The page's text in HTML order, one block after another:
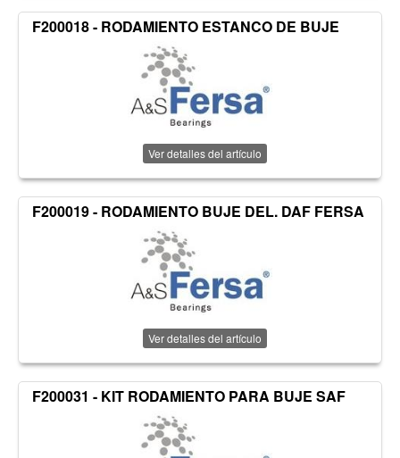
F200018 - RODAMIENTO ESTANCO DE BUJE
Ver detalles del artículo
F200019 - RODAMIENTO BUJE DEL. DAF FERSA
Ver detalles del artículo
F200031 - KIT RODAMIENTO PARA BUJE SAF